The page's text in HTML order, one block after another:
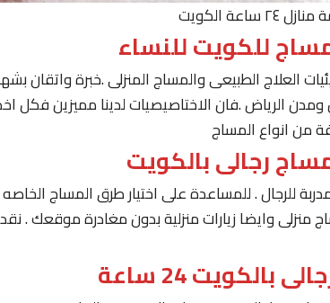
ساعة الكويت
للكويت للنساء
العلاج الطبيعى والمساج المنزلى .خبرة واتقان
الرياض .فان الاختاصيصيات لدينا مميزين فكل
من انواع المساج
رجالى بالكويت
مدربة للرجال . للمساعدة على اختيار طرق المساج
منزلى وايضا زيارات منزلية بدون مغادرة موقعك .
بالكويت 24 ساعة